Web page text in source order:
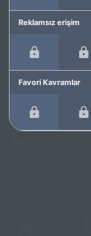
Reklamsız erişim
Favori Kavramlar